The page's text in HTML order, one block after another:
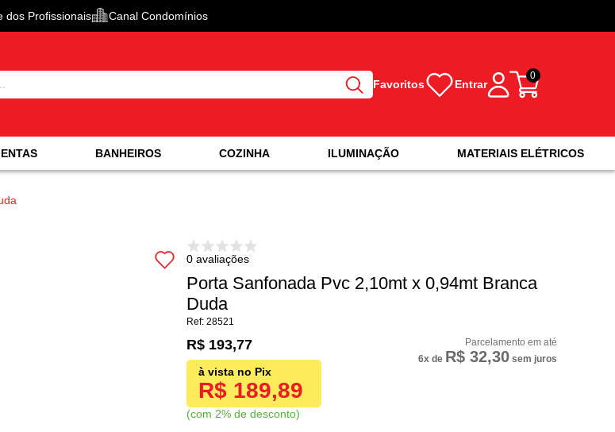
dos Profissionais Canal Condomínios
Favoritos Entrar
0
BANHEIROS COZINHA ILUMINAÇÃO MATERIAIS ELÉTRICOS
0 avaliações
Porta Sanfonada Pvc 2,10mt x 0,94mt Branca
Duda
28521
R$ 189,89
com 2% de desconto
R$ 193,77
6x de R$ 32,30sem juros